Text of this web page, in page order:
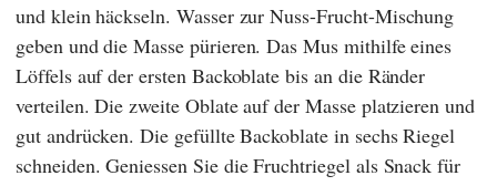
und klein häckseln. Wasser zur Nuss-Frucht-Mischung
geben und die Masse pürieren. Das Mus mithilfe eines
Löffels auf der ersten Backoblate bis an die Ränder
verteilen. Die zweite Oblate auf der Masse platzieren und
gut andrücken. Die gefüllte Backoblate in sechs Riegel
schneiden. Geniessen Sie die Fruchtriegel als Snack für